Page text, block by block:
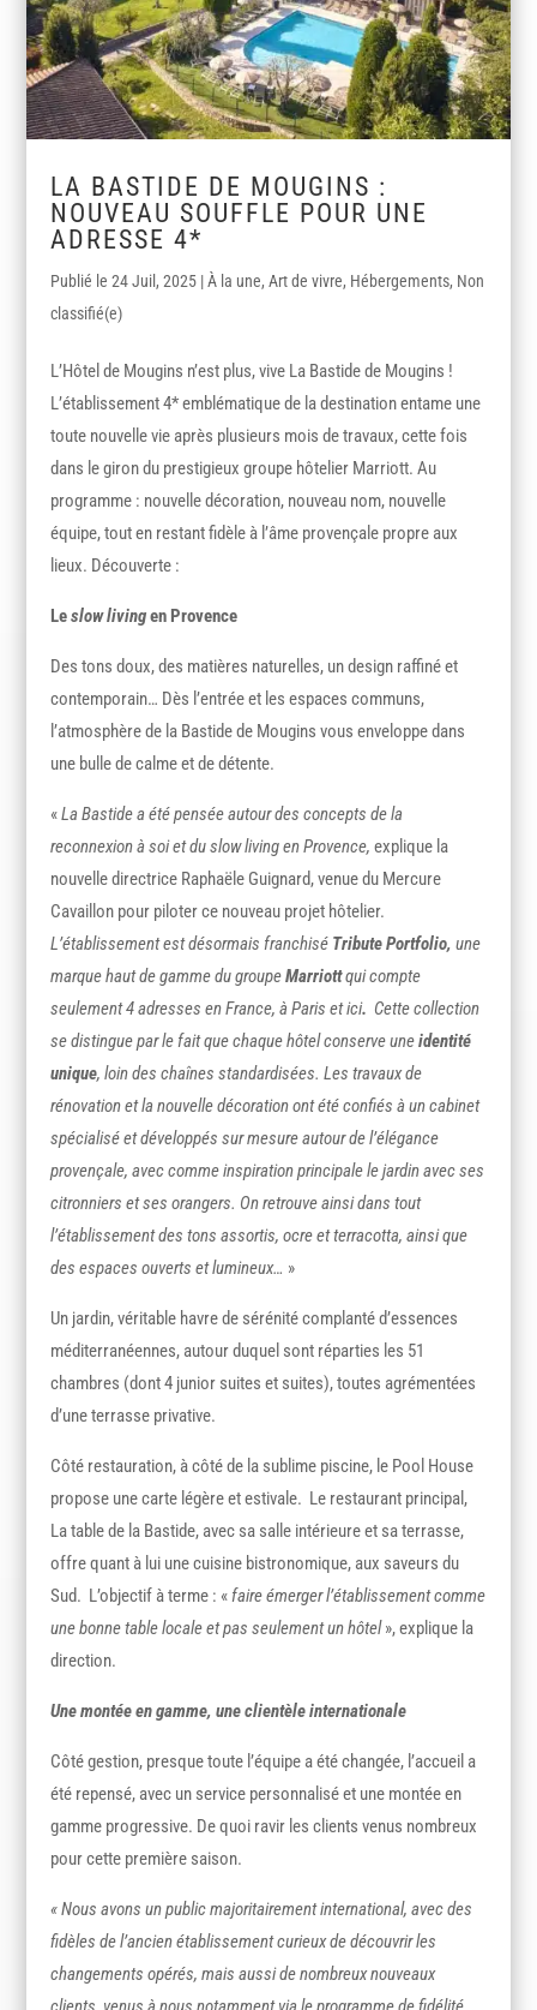
LA BASTIDE DE MOUGINS :
NOUVEAU SOUFFLE POUR UNE
ADRESSE 4*
24 Juil, 2025 |À la une,Art de vivre, Hébergements, Non
classifié(e)
L’Hôtel de Mougins n’est plus, vive La Bastide de Mougins !
L’établissement 4* emblématique de la destination entame une
toute nouvelle vie après plusieurs mois de travaux, cette fois
dans le giron du prestigieux groupe hôtelier Marriott. Au
programme : nouvelle décoration, nouveau nom, nouvelle
équipe, tout en restant fidèle à l’âme provençale propre aux
lieux. Découverte :
Leslow livingen Provence
Des tons doux, des matières naturelles, un design raffiné et
contemporain… Dès l’entrée et les espaces communs,
l’atmosphère de la Bastide de Mougins vous enveloppe dans
une bulle de calme et de détente.
«La Bastide a été pensée autour des concepts de la
reconnexion à soi et du slow living en Provence, explique la
nouvelle directrice Raphaële Guignard, venue du Mercure
Cavaillon pour piloter ce nouveau projet hôtelier.
L’établissement est désormais franchisé Tribute Portfolio, une
marque haut de gamme du groupeMarriottqui compte
seulement 4 adresses en France, à Paris et ici. Cette collection
se distingue par le fait que chaque hôtel conserve uneidentité
unique, loin des chaînes standardisées. Les travaux de
rénovation et la nouvelle décoration ont été confiés à un cabinet
spécialisé et développés sur mesure autour de l’élégance
provençale, avec comme inspiration principale le jardin avec ses
citronniers et ses orangers. On retrouve ainsi dans tout
l’établissement des tons assortis, ocre et terracotta, ainsi que
des espaces ouverts et lumineux… »
Un jardin, véritable havre de sérénité complanté d’essences
méditerranéennes, autour duquel sont réparties les 51
chambres (dont 4 junior suites et suites), toutes agrémentées
d’une terrasse privative.
Côté restauration, à côté de la sublime piscine, le Pool House
propose une carte légère et estivale. Le restaurant principal,
La table de la Bastide, avec sa salle intérieure et sa terrasse,
offre quant à lui une cuisine bistronomique, aux saveurs du
Sud. L’objectif à terme : «faire émerger l’établissement comme
une bonne table locale et pas seulement un hôtel», explique la
direction.
Une montée en gamme, une clientèle internationale
Côté gestion, presque toute l’équipe a été changée, l’accueil a
été repensé, avec un service personnalisé et une montée en
gamme progressive. De quoi ravir les clients venus nombreux
pour cette première saison.
« Nous avons un public majoritairement international, avec des
fidèles de l’ancien établissement curieux de découvrir les
changements opérés, mais aussi de nombreux nouveaux